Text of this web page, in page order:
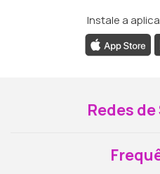
Instale a
Redes